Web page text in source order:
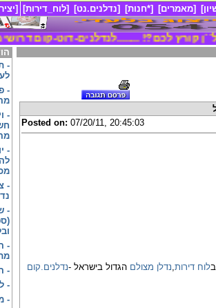
[לוח_דירות] [נדלנים.נט] [*חנות] [מאמרים]
קורץ לכם?! ........לנדלנים-דוט-קום דרושים
Posted on: 07/20/11, 20:45:03
לוח דירות,נדלן מצולם הגדול בישראל -נדלנים.קום
-
-
-
-
-
-
-
-
-
-